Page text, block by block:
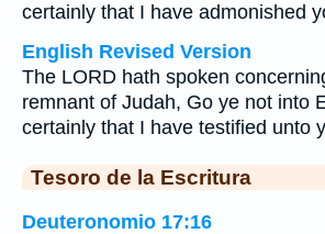
certainly that I have admonished
English Revised Version
The LORD hath spoken
remnant of Judah, Go ye not into
certainly that I have testified unto
Tesoro de la Escritura
Deuteronomio 17:16